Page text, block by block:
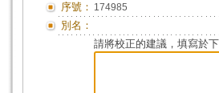
序號： 174985
別名：
請將校正的建議，填寫於